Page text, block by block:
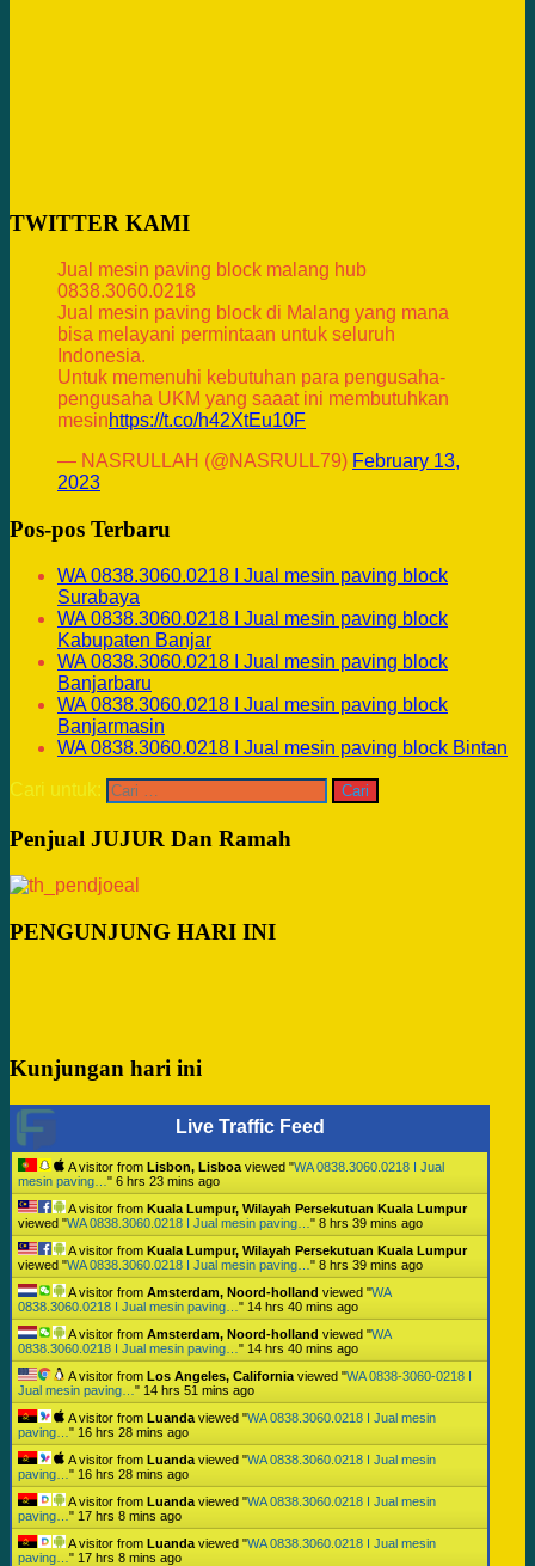
TWITTER KAMI
Jual mesin paving block malang hub
0838.3060.0218
Jual mesin paving block di Malang yang mana
bisa melayani permintaan untuk seluruh
Indonesia.
Untuk memenuhi kebutuhan para pengusaha-
pengusaha UKM yang saaat ini membutuhkan
mesinhttps://t.co/h42XtEu10F
— NASRULLAH (@NASRULL79) February 13,
2023
Pos-pos Terbaru
WA 0838.3060.0218 I Jual mesin paving block
Surabaya
WA 0838.3060.0218 I Jual mesin paving block
Kabupaten Banjar
WA 0838.3060.0218 I Jual mesin paving block
Banjarbaru
WA 0838.3060.0218 I Jual mesin paving block
Banjarmasin
WA 0838.3060.0218 I Jual mesin paving block Bintan
Cari untuk:
Penjual JUJUR Dan Ramah
PENGUNJUNG HARI INI
Kunjungan hari ini
Live Traffic Feed
A visitor from Lisbon, Lisboa viewed "WA 0838.3060.0218 I Jual
mesin paving… " 6 hrs 23 mins ago
A visitor from Kuala Lumpur, Wilayah Persekutuan Kuala Lumpur
viewed "WA 0838.3060.0218 I Jual mesin paving… " 8 hrs 39 mins ago
A visitor from Kuala Lumpur, Wilayah Persekutuan Kuala Lumpur
viewed "WA 0838.3060.0218 I Jual mesin paving… " 8 hrs 39 mins ago
A visitor from Amsterdam, Noord-holland viewed "WA
0838.3060.0218 I Jual mesin paving… " 14 hrs 40 mins ago
A visitor from Amsterdam, Noord-holland viewed "WA
0838.3060.0218 I Jual mesin paving… " 14 hrs 40 mins ago
A visitor from Los Angeles, California viewed "WA 0838-3060-0218 I
Jual mesin paving… " 14 hrs 51 mins ago
A visitor from Luanda viewed "WA 0838.3060.0218 I Jual mesin
paving… " 16 hrs 28 mins ago
A visitor from Luanda viewed "WA 0838.3060.0218 I Jual mesin
paving… " 16 hrs 28 mins ago
A visitor from Luanda viewed "WA 0838.3060.0218 I Jual mesin
paving… " 17 hrs 8 mins ago
A visitor from Luanda viewed "WA 0838.3060.0218 I Jual mesin
paving… " 17 hrs 8 mins ago